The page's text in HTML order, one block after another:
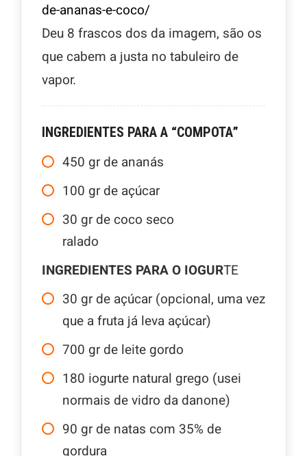
de-ananas-e-coco/
Deu 8 frascos dos da imagem, são os
que cabem a justa no tabuleiro de
vapor.
INGREDIENTES PARA A “COMPOTA”
450 gr de ananás
100 gr de açúcar
30 gr de coco seco
ralado
INGREDIENTES PARA O IOGURTE
30 gr de açúcar (opcional, uma vez
que a fruta já leva açúcar)
700 gr de leite gordo
180 iogurte natural grego (usei
normais de vidro da danone)
90 gr de natas com 35% de
gordura